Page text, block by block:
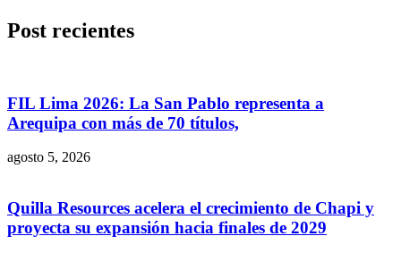
Post recientes
FIL Lima 2026: La San Pablo representa a
Arequipa con más de 70 títulos,
agosto 5, 2026
Quilla Resources acelera el crecimiento de Chapi y
proyecta su expansión hacia finales de 2029